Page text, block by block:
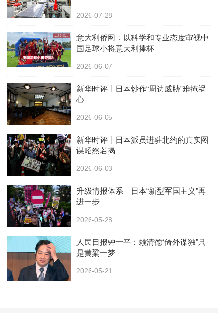
2026-07-28
意大利侨网：以科学和专业态度审视中
国足球小将意大利捧杯
2026-06-07
新华时评丨日本炒作“周边威胁”难掩祸
心
2026-06-05
新华时评丨日本派员进驻北约的真实图
谋昭然若揭
2026-06-03
升级情报体系，日本“新型军国主义”再
进一步
2026-05-28
人民日报钟一平：赖清德“倚外谋独”只
是黄粱一梦
2026-05-21